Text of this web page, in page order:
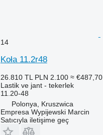
14
Koła 11.2r48
26.810 TL PLN 2.100 ≈ €487,70
Lastik ve jant - tekerlek
11.20-48
Polonya, Kruszwica
Empresa Wypijewski Marcin
Satıcıyla iletişime geç